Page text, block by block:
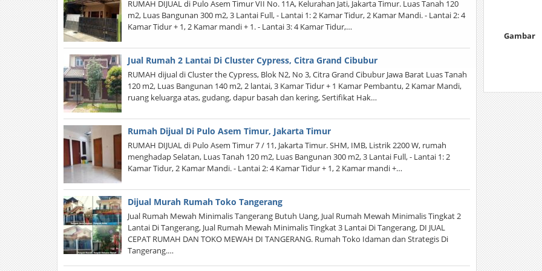
RUMAH DIJUAL di Pulo Asem Timur VII No. 11A, Kelurahan Jati, Jakarta Timur. Luas Tanah 120
m2, Luas Bangunan 300 m2, 3 Lantai Full, - Lantai 1: 2 Kamar Tidur, 2 Kamar Mandi. - Lantai 2: 4
Kamar Tidur + 1, 2 Kamar mandi + 1. - Lantai 3: 4 Kamar Tidur,…
Jual Rumah 2 Lantai Di Cluster Cypress, Citra Grand Cibubur
RUMAH dijual di Cluster the Cypress, Blok N2, No 3, Citra Grand Cibubur Jawa Barat Luas Tanah
120 m2, Luas Bangunan 140 m2, 2 lantai, 3 Kamar Tidur + 1 Kamar Pembantu, 2 Kamar Mandi,
ruang keluarga atas, gudang, dapur basah dan kering, Sertifikat Hak…
Rumah Dijual Di Pulo Asem Timur, Jakarta Timur
RUMAH DIJUAL di Pulo Asem Timur 7 / 11, Jakarta Timur. SHM, IMB, Listrik 2200 W, rumah
menghadap Selatan, Luas Tanah 120 m2, Luas Bangunan 300 m2, 3 Lantai Full, - Lantai 1: 2
Kamar Tidur, 2 Kamar Mandi. - Lantai 2: 4 Kamar Tidur + 1, 2 Kamar mandi +…
Dijual Murah Rumah Toko Tangerang
Jual Rumah Mewah Minimalis Tangerang Butuh Uang, Jual Rumah Mewah Minimalis Tingkat 2
Lantai Di Tangerang, Jual Rumah Mewah Minimalis Tingkat 3 Lantai Di Tangerang, DI JUAL
CEPAT RUMAH DAN TOKO MEWAH DI TANGERANG. Rumah Toko Idaman dan Strategis Di
Tangerang.…
Gambar